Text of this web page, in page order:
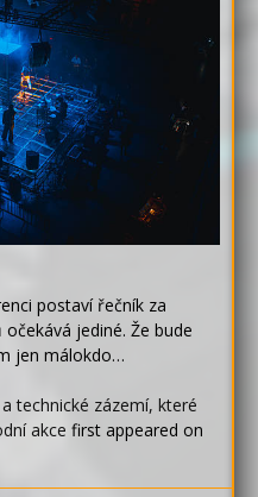
postaví řečník za
jediné. Že bude
jen málokdo…
technické zázemí, které
akce first appeared on